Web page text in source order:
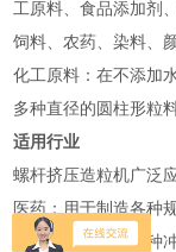
工原料、食品添加剂
饲料、农药、染料、
化工原料‌：在不添加
多种直径的圆柱形粒料‌
适用行业
螺杆挤压造粒机广泛
医药‌：用于制造各种
如食品用鸡精、各种